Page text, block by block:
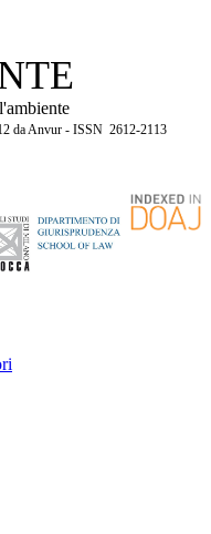
da Anvur - ISSN 2612-2113